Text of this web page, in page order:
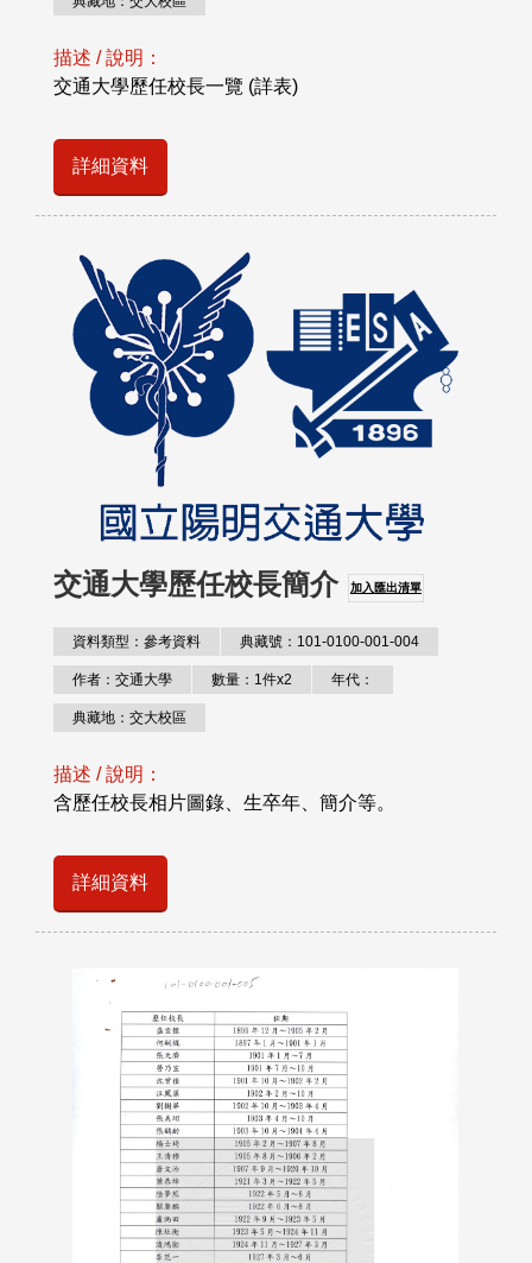
描述 / 說明：
交通大學歷任校長一覽 (詳表)
詳細資料
交通大學歷任校長簡介 加入匯出清單
資料類型：參考資料 典藏號：101-0100-001-004
作者：交通大學 數量：1件x2 年代：
典藏地：交大校區
描述 / 說明：
含歷任校長相片圖錄、生卒年、簡介等。
詳細資料